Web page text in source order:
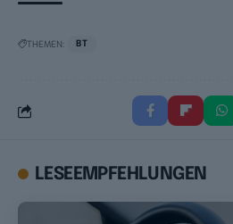
THEMEN: BT
LESEEMPFEHLUNGEN